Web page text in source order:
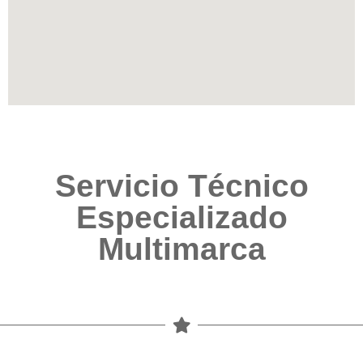
Servicio Técnico
Especializado
Multimarca